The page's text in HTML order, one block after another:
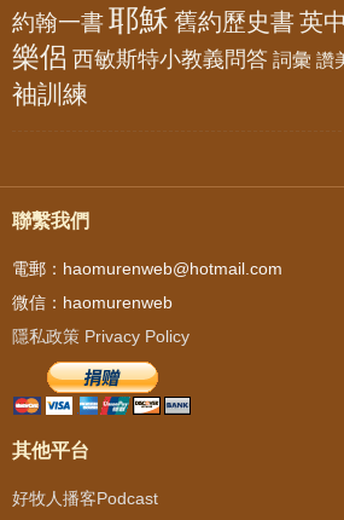
約翰一書耶穌 舊約歷史書 英
樂侶 西敏斯特小教義問答 詞彙 讚
袖訓練
聯繫我們
電郵：haomurenweb@hotmail.com
微信：haomurenweb
隱私政策 Privacy Policy
其他平台
好牧人播客Podcast